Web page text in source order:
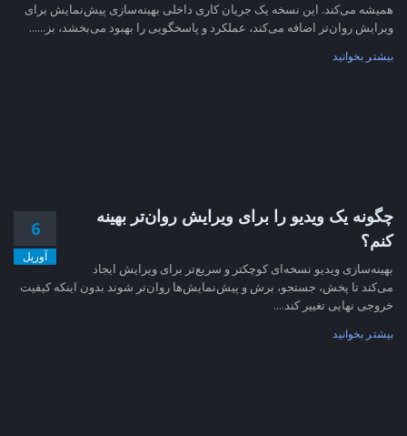
همیشه می‌کند. این نسخه یک جریان کاری داخلی بهینه‌سازی پیش‌نمایش برای
ویرایش روان‌تر اضافه می‌کند، عملکرد و پاسخگویی را بهبود می‌بخشد، بز......
بیشتر بخوانید
6
آوریل
چگونه یک ویدیو را برای ویرایش روان‌تر بهینه
کنم؟
بهینه‌سازی ویدیو نسخه‌ای کوچکتر و سریع‌تر برای ویرایش ایجاد
می‌کند تا پخش، جستجو، برش و پیش‌نمایش‌ها روان‌تر شوند بدون اینکه کیفیت
خروجی نهایی تغییر کند....
بیشتر بخوانید